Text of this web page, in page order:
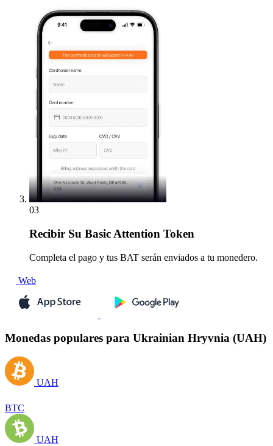
03
Recibir Su Basic Attention Token
Completa el pago y tus BAT serán enviados a tu monedero.
Web
Monedas populares para Ukrainian Hryvnia (UAH)
UAH
BTC
UAH